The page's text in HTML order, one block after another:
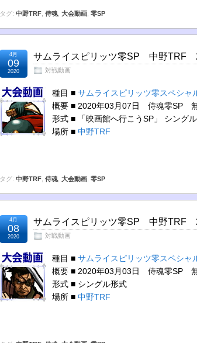
タグ: 中野TRF, 侍魂, 大会動画, 零SP
サムライスピリッツ零SP 中野TRF
対戦動画
4月
09
2020
種目 ■ サムライスピリッツ零スペシャ
概要 ■ 2020年03月07日 侍魂零SP
形式 ■ 「映画館へ行こうSP」 シング
場所 ■ 中野TRF
タグ: 中野TRF 侍魂 大会動画 零SP
サムライスピリッツ零SP 中野TRF
対戦動画
4月
08
2020
種目 ■ サムライスピリッツ零スペシャ
概要 ■ 2020年03月03日 侍魂零SP
形式 ■ シングル形式
場所 ■ 中野TRF